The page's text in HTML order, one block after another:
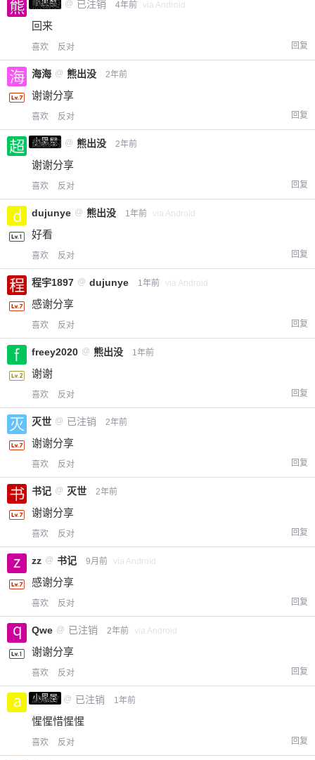
小黑屋
熊出没 @ 已注销 4年前 via Android
回来
喜欢 反对 回复
海海 @ 熊出没 2年前
谢谢分享
喜欢 反对 回复
小黑屋
超凶的 @ 熊出没 2年前
谢谢分享
喜欢 反对 回复
dujunye @ 熊出没 1年前 via Android
好看
喜欢 反对 回复
程宇1897 @ dujunye 1年前 via Android
感谢分享
喜欢 反对 回复
freey2020 @ 熊出没 1年前
谢谢
喜欢 反对 回复
灭世 @ 已注销 2年前
谢谢分享
喜欢 反对 回复
书记 @ 灭世 2年前
谢谢分享
喜欢 反对 回复
zz @ 书记 9月前 via Android
感谢分享
喜欢 反对 回复
Qwe @ 已注销 2年前 via Android
谢谢分享
喜欢 反对 回复
小黑屋
a0987 @ 已注销 1年前
惺惺惜惺惺
喜欢 反对 回复